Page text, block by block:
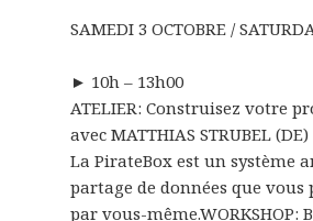
SAMEDI 3 OCTOBRE /
► 10h – 13h00
ATELIER: Construisez votre
avec MATTHIAS STRUBEL (DE)
La PirateBox est un système
partage de données que vous
par vous-même.